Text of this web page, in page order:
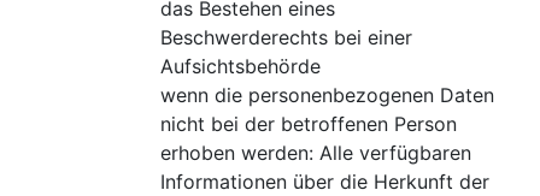
das Bestehen eines
Beschwerderechts bei einer
Aufsichtsbehörde
wenn die personenbezogenen Daten
nicht bei der betroffenen Person
erhoben werden: Alle verfügbaren
Informationen über die Herkunft der